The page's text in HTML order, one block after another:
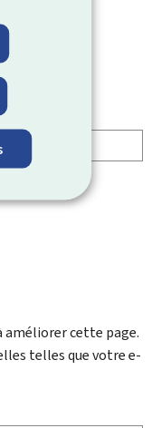
améliorer cette page.
telles que votre e-